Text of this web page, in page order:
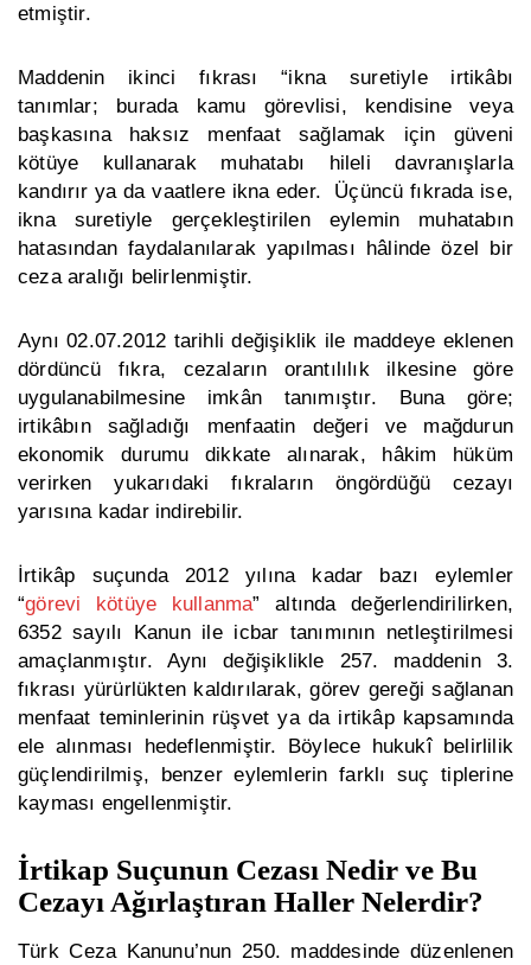
etmiştir.
Maddenin ikinci fıkrası “ikna suretiyle irtikâbı
tanımlar; burada kamu görevlisi, kendisine veya
başkasına haksız menfaat sağlamak için güveni
kötüye kullanarak muhatabı hileli davranışlarla
kandırır ya da vaatlere ikna eder. Üçüncü fıkrada ise,
ikna suretiyle gerçekleştirilen eylemin muhatabın
hatasından faydalanılarak yapılması hâlinde özel bir
ceza aralığı belirlenmiştir.
Aynı 02.07.2012 tarihli değişiklik ile maddeye eklenen
dördüncü fıkra, cezaların orantılılık ilkesine göre
uygulanabilmesine imkân tanımıştır. Buna göre;
irtikâbın sağladığı menfaatin değeri ve mağdurun
ekonomik durumu dikkate alınarak, hâkim hüküm
verirken yukarıdaki fıkraların öngördüğü cezayı
yarısına kadar indirebilir.
İrtikâp suçunda 2012 yılına kadar bazı eylemler
“görevi kötüye kullanma” altında değerlendirilirken,
6352 sayılı Kanun ile icbar tanımının netleştirilmesi
amaçlanmıştır. Aynı değişiklikle 257. maddenin 3.
fıkrası yürürlükten kaldırılarak, görev gereği sağlanan
menfaat teminlerinin rüşvet ya da irtikâp kapsamında
ele alınması hedeflenmiştir. Böylece hukukî belirlilik
güçlendirilmiş, benzer eylemlerin farklı suç tiplerine
kayması engellenmiştir.
İrtikap Suçunun Cezası Nedir ve Bu
Cezayı Ağırlaştıran Haller Nelerdir?
Türk Ceza Kanunu’nun 250. maddesinde düzenlenen